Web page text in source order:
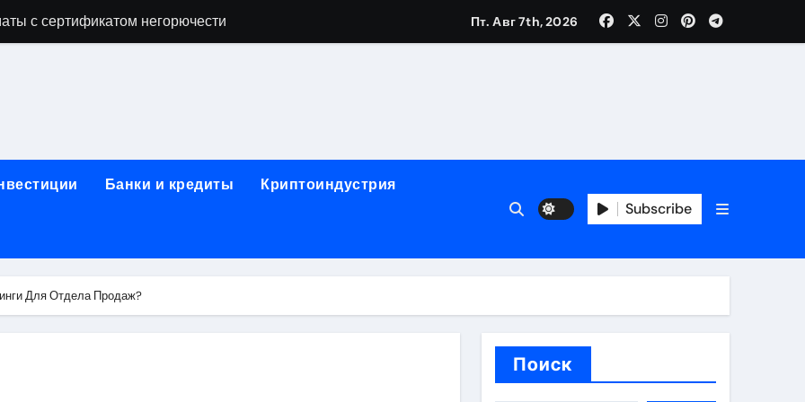
с сертификатом негорючести
и направляющих для конвейерных лент
лотков для хранения электронных компонентов
этапы строительства, проверка застройщика и сценарии оформления сделки
информация о сельскохозяйственных предприятиях
Пт. Авг 7th, 2026
Банки и кредиты Криптоиндустрия
Subscribe
Для Отдела Продаж?
Поиск